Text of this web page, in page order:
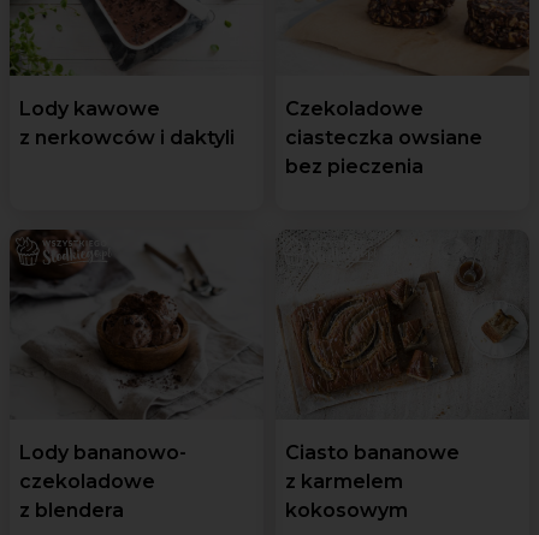
Lody kawowe
z nerkowców i daktyli
Czekoladowe
ciasteczka owsiane
bez pieczenia
Lody bananowo-
czekoladowe
z blendera
Ciasto bananowe
z karmelem
kokosowym